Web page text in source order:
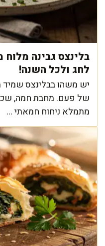
לחג ולכל השנה!
יש משהו בבלינצס שמיד
של פעם. מחבת חמה,
מתמלא ניחוח חמאתי ...